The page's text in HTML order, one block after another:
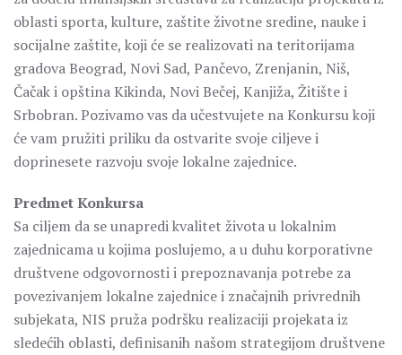
oblasti sporta, kulture, zaštite životne sredine, nauke i
socijalne zaštite, koji će se realizovati na teritorijama
gradova Beograd, Novi Sad, Pančevo, Zrenjanin, Niš,
Čačak i opština Kikinda, Novi Bečej, Kanjiža, Žitište i
Srbobran. Pozivamo vas da učestvujete na Konkursu koji
će vam pružiti priliku da ostvarite svoje ciljeve i
doprinesete razvoju svoje lokalne zajednice.
Predmet Konkursa
Sa ciljem da se unapredi kvalitet života u lokalnim
zajednicama u kojima poslujemo, a u duhu korporativne
društvene odgovornosti i prepoznavanja potrebe za
povezivanjem lokalne zajednice i značajnih privrednih
subjekata, NIS pruža podršku realizaciji projekata iz
sledećih oblasti, definisanih našom strategijom društvene